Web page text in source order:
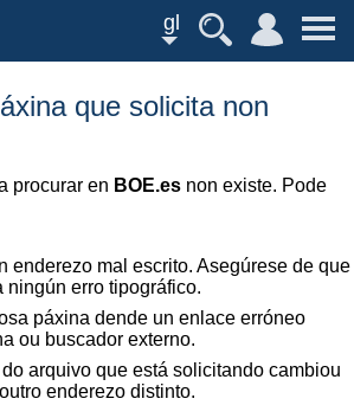
gl
que solicita non
procurar en BOE.es non existe. Pode
enderezo mal escrito. Asegúrese de que
ningún erro tipográfico.
páxina dende un enlace erróneo
ou buscador externo.
arquivo que está solicitando cambiou
enderezo distinto.